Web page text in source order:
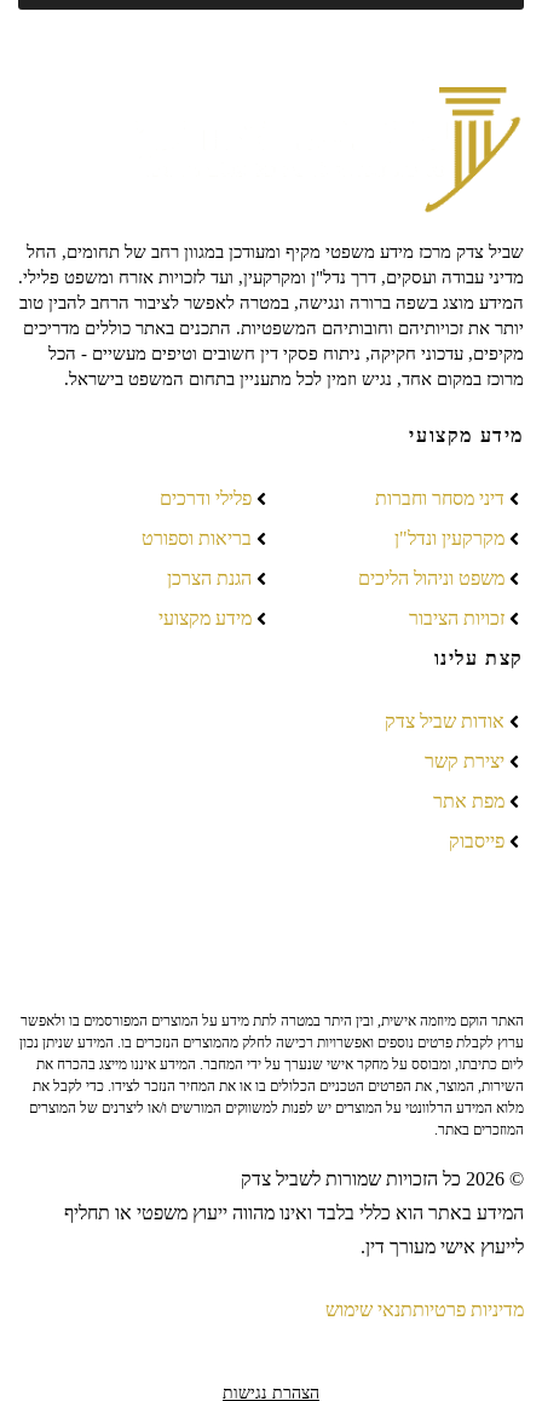
שביל צדק מרכז מידע משפטי מקיף ומעודכן במגוון רחב של תחומים, החל
מדיני עבודה ועסקים, דרך נדל"ן ומקרקעין, ועד לזכויות אזרח ומשפט פלילי.
המידע מוצג בשפה ברורה ונגישה, במטרה לאפשר לציבור הרחב להבין טוב
יותר את זכויותיהם וחובותיהם המשפטיות. התכנים באתר כוללים מדריכים
מקיפים, עדכוני חקיקה, ניתוח פסקי דין חשובים וטיפים מעשיים - הכל
מרוכז במקום אחד, נגיש וזמין לכל מתעניין בתחום המשפט בישראל.
מידע מקצועי
דיני מסחר וחברות
מקרקעין ונדל"ן
משפט וניהול הליכים
זכויות הציבור
פלילי ודרכים
בריאות וספורט
הגנת הצרכן
מידע מקצועי
קצת עלינו
אודות שביל צדק
יצירת קשר
מפת אתר
פייסבוק
האתר הוקם מיוזמה אישית, ובין היתר במטרה לתת מידע על המוצרים המפורסמים בו ולאפשר
ערוץ לקבלת פרטים נוספים ואפשרויות רכישה לחלק מהמוצרים הנזכרים בו. המידע שניתן נכון
ליום כתיבתו, ומבוסס על מחקר אישי שנערך על ידי המחבר. המידע איננו מייצג בהכרח את
השירות, המוצר, את הפרטים הטכניים הכלולים בו או את המחיר הנזכר לצידו. כדי לקבל את
מלוא המידע הרלוונטי על המוצרים יש לפנות למשווקים המורשים ו/או ליצרנים של המוצרים
המוזכרים באתר.
© 2026 כל הזכויות שמורות לשביל צדק
המידע באתר הוא כללי בלבד ואינו מהווה ייעוץ משפטי או תחליף
לייעוץ אישי מעורך דין.
מדיניות פרטיותתנאי שימוש
הצהרת נגישות